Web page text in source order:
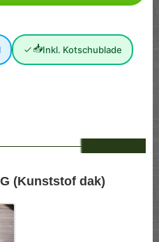
📥Inkl. Kotschublade
(Kunststof dak)